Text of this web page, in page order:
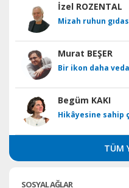
İzel ROZENTAL
Mizah ruhun
Murat BEŞER
Bir ikon daha
Begüm KAKI
Hikâyesine sahip
TÜM
SOSYAL AĞLAR